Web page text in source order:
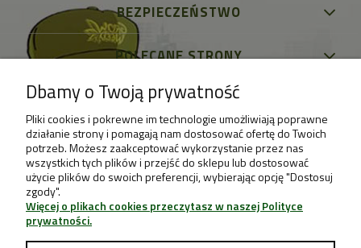
BEZPIECZEŃSTWO
POLECANE STRONY
Dbamy o Twoją prywatność
Pliki cookies i pokrewne im technologie umożliwiają poprawne
działanie strony i pomagają nam dostosować ofertę do Twoich
potrzeb. Możesz zaakceptować wykorzystanie przez nas
wszystkich tych plików i przejść do sklepu lub dostosować
użycie plików do swoich preferencji, wybierając opcję "Dostosuj
zgody".
Więcej o plikach cookies przeczytasz w naszej Polityce
prywatności.